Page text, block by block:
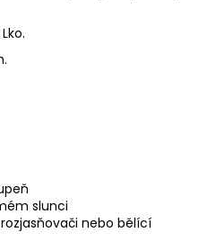
slunci
nebo bělící